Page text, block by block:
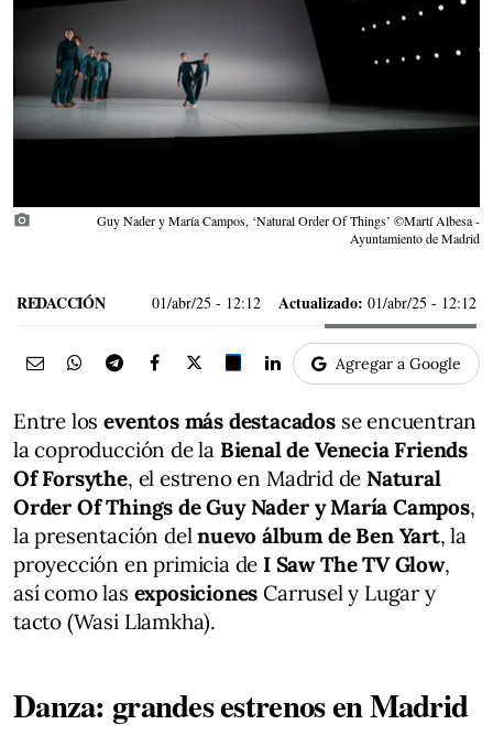
photo_camera
Guy Nader y María Campos, ‘Natural Order Of Things’ ©Martí Albesa -
Ayuntamiento de Madrid
REDACCIÓN 01/abr/25 - 12:12 Actualizado: 01/abr/25 - 12:12
Agregar a Google
Entre loseventos más destacadosse encuentran
la coproducción de la Bienal de Venecia Friends
Of Forsythe, el estreno en Madrid de Natural
Order Of Things de Guy Nader y María Campos,
la presentación delnuevo álbum de Ben Yart, la
proyección en primicia de I Saw The TV Glow,
así como las exposiciones Carrusel y Lugar y
tacto (Wasi Llamkha).
Danza: grandes estrenos en Madrid